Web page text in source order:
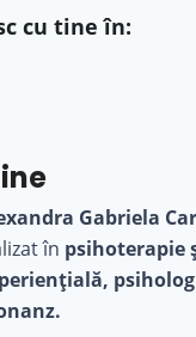
cu tine în:
Gabriela
în psihoterapie